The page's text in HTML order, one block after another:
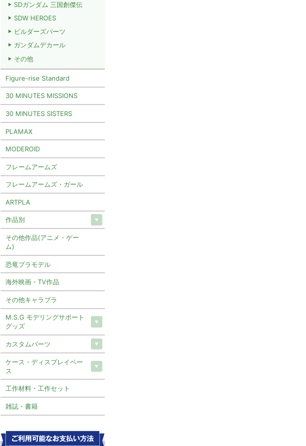
SDガンダム 三国創傑伝
SDW HEROES
ビルダーズパーツ
ガンダムデカール
その他
Figure-rise Standard
30 MINUTES MISSIONS
30 MINUTES SISTERS
PLAMAX
MODEROID
フレームアームズ
フレームアームズ・ガール
ARTPLA
作品別
その他作品(アニメ・ゲー
ム)
恐竜プラモデル
海外映画・TV作品
その他キャラプラ
M.S.G モデリングサポート
グッズ
カスタムパーツ
ケース・ディスプレイベー
ス
工作材料・工作セット
雑誌・書籍